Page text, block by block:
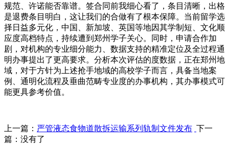
规范、许诺能否靠谱。签合同前我细心看了，条目清晰，出格
是退费条目明白，这让我们的合做有了根本保障。当前留学选
择日益多元化，中国、新加坡、英国等地因其学制短、文化顺
应度高档特点，持续遭到郑州学子关心。同时，申请合作加
剧，对机构的专业细分能力、数据支持的精准定位及全过程通
明办事提出了更高要求。分析本次评估的度数据，正在郑州地
域，对于方针为上述抢手地域的高校学子而言，具备当地案
例、通明化流程及垂曲范畴专业度的办事机构，其办事模式可
能更具参考价值。
上一篇： 严管液态食物道散拆运输系列轨制文件发布 下一
篇：没有了